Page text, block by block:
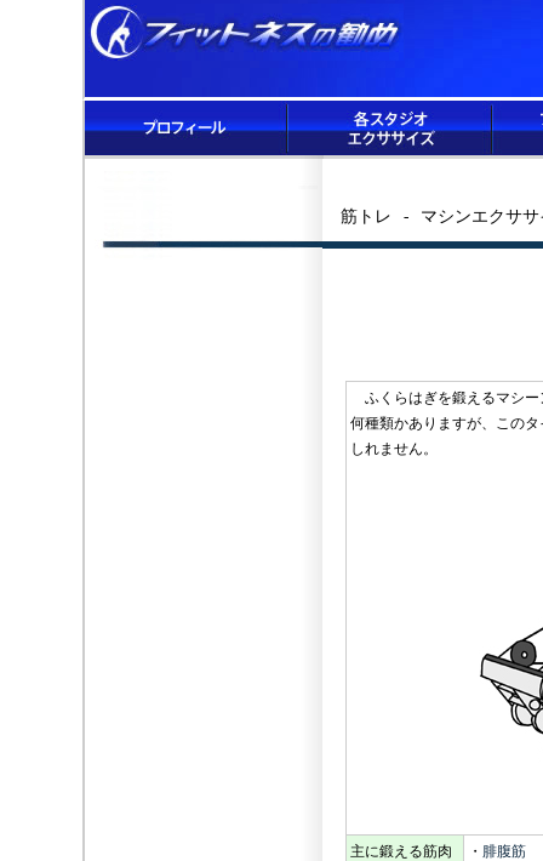
筋トレ - マシンエクサ
ふくらはぎを鍛えるマシー
何種類かありますが、この
しれません。
主に鍛える筋肉 ・ 腓腹筋